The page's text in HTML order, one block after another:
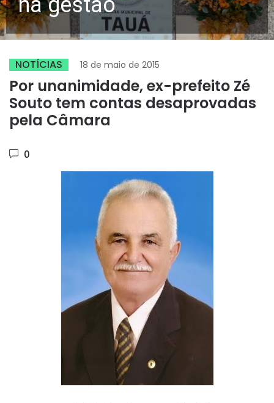
NOTÍCIAS 18 de maio de 2015
Por unanimidade, ex-prefeito Zé
Souto tem contas desaprovadas
pela Câmara
0